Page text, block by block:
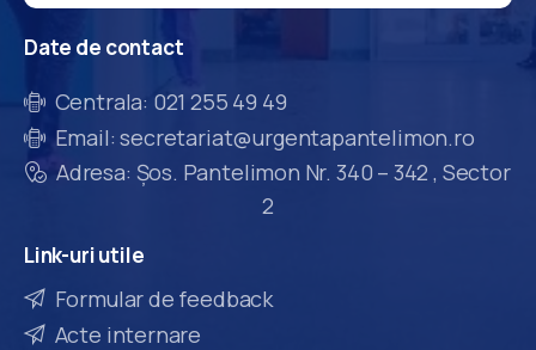
Date de contact
Centrala: 021 255 49 49
Email: secretariat@urgentapantelimon.ro
Adresa: Șos. Pantelimon Nr. 340 – 342 , Sector
2
Link-uriutile
Formular de feedback
Acte internare